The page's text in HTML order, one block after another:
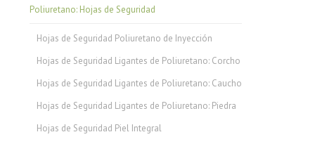
Poliuretano: Hojas de Seguridad
Hojas de Seguridad Poliuretano de Inyección
Hojas de Seguridad Ligantes de Poliuretano: Corcho
Hojas de Seguridad Ligantes de Poliuretano: Caucho
Hojas de Seguridad Ligantes de Poliuretano: Piedra
Hojas de Seguridad Piel Integral